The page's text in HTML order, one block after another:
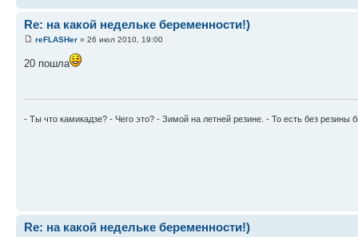
Re: на какой недельке беременности!)
reFLASHer » 26 июл 2010, 19:00
20 пошла
- Ты что камикадзе? - Чего это? - Зимой на летней резине. - То есть без резины
Re: на какой недельке беременности!)